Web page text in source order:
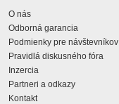
O nás
Odborná garancia
Podmienky pre návštevníkov
Pravidlá diskusného fóra
Inzercia
Partneri a odkazy
Kontakt